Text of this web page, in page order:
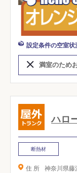
設定条件の空室状
満室のため
ハロ
断熱材
住 所 神奈川県藤